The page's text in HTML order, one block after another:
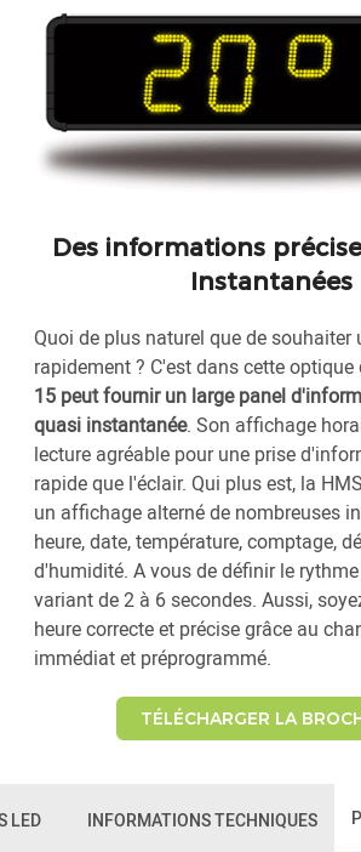
Des informations
Instantanées
Quoi de plus naturel que de
rapidement ? C'est dans cette optique
15 peut fournir un large panel
quasi instantanée. Son affichage
lecture agréable pour une prise
rapide que l'éclair. Qui plus est, la
un affichage alterné de nombreuses
heure, date, température, comptage,
d'humidité. A vous de définir le
variant de 2 à 6 secondes. Aussi,
heure correcte et précise grâce au
immédiat et préprogrammé.
TÉLÉCHARGER LA
LED INFORMATIONS TECHNIQUES